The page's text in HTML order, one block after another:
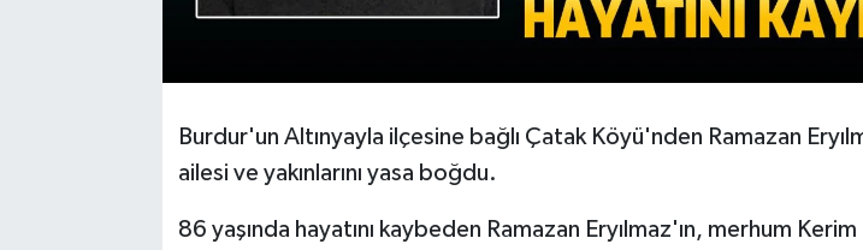
Burdur'un Altınyayla ilçesine bağlı Çatak Köyü'nden Ramazan
ailesi ve yakınlarını yasa boğdu.
86 yaşında hayatını kaybeden Ramazan Eryılmaz'ın, merhum Kerim